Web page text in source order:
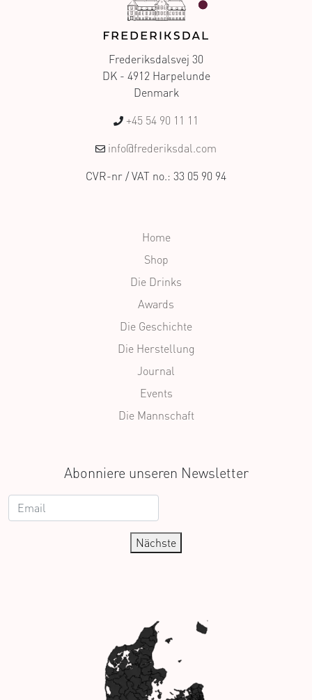
Frederiksdalsvej 30
DK - 4912 Harpelunde
Denmark
+45 54 90 11 11
info@frederiksdal.com
CVR-nr / VAT no.: 33 05 90 94
Home
Shop
Die Drinks
Awards
Die Geschichte
Die Herstellung
Journal
Events
Die Mannschaft
Abonniere unseren Newsletter
Nächste